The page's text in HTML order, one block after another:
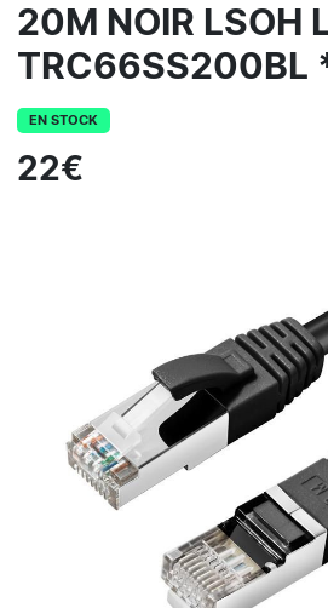
20M NOIR LSOH
TRC66SS200BL
EN STOCK
22€